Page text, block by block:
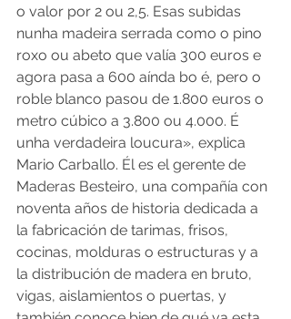
o valor por 2 ou 2,5. Esas subidas
nunha madeira serrada como o pino
roxo ou abeto que valía 300 euros e
agora pasa a 600 aínda bo é, pero o
roble blanco pasou de 1.800 euros o
metro cúbico a 3.800 ou 4.000. É
unha verdadeira loucura», explica
Mario Carballo. Él es el gerente de
Maderas Besteiro, una compañía con
noventa años de historia dedicada a
la fabricación de tarimas, frisos,
cocinas, molduras o estructuras y a
la distribución de madera en bruto,
vigas, aislamientos o puertas, y